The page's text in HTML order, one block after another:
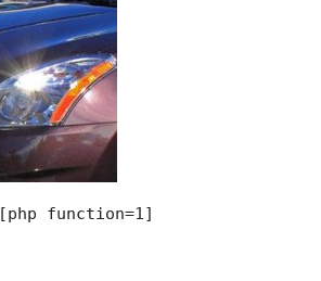
[php function=1]